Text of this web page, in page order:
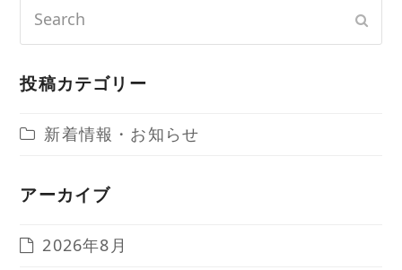
投稿カテゴリー
新着情報・お知らせ
アーカイブ
2026年8月